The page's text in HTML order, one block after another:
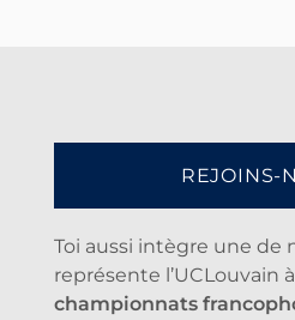
REJOINS-
Toi aussi intègre une de
représente l’UCLouvain
championnats